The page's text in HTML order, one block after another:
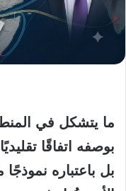
ما يتشكل في
بوصفه اتفاقًا
بل باعتباره